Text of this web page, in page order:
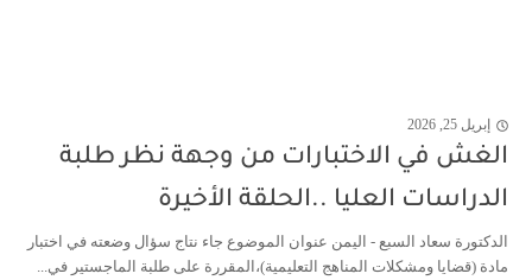
إبريل 25, 2026
الغش في الاختبارات من وجهة نظر طلبة
الدراسات العليا ..الحلقة الأخيرة
الدكتورة سعاد السبع - اليمن عنوان الموضوع جاء نتاج سؤال وضعته في اختبار
مادة (قضايا ومشكلات المناهج التعليمية)،المقررة على طلبة الماجستير في...